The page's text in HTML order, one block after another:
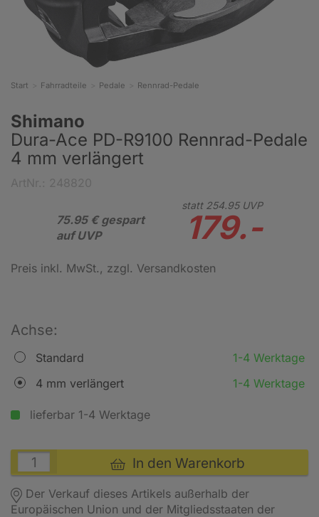
Start Fahrradteile Pedale Rennrad-Pedale
Shimano
Dura-Ace PD-R9100 Rennrad-Pedale
4 mm verlängert
75.95 € gespart
auf UVP
statt 254.95UVP
179.-
Preis inkl. MwSt., zzgl. Versandkosten
Achse:
Standard
1-4 Werktage
4 mm verlängert
1-4 Werktage
lieferbar 1-4 Werktage
In den Warenkorb
Der Verkauf dieses Artikels außerhalb der
Europäischen Union und der Mitgliedsstaaten der